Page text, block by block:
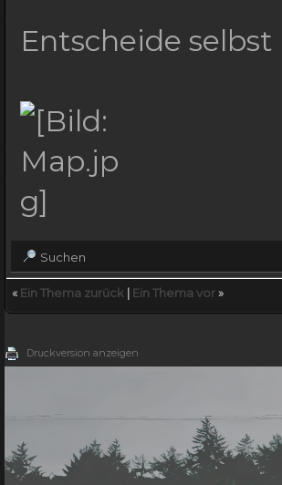
Entscheide
Suchen
« Ein Thema zurück | Ein Thema vor»
Druckversion anzeigen